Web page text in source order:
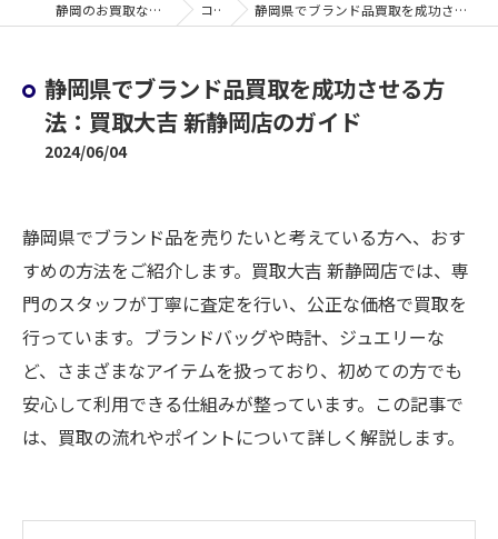
静岡のお買取なら買取大吉 新静岡店 コラム 静岡県でブランド品買取を成功させる方法：買取大吉 新静岡店のガイド
静岡県でブランド品買取を成功させる方
法：買取大吉 新静岡店のガイド
2024/06/04
静岡県でブランド品を売りたいと考えている方へ、おす
すめの方法をご紹介します。買取大吉 新静岡店では、専
門のスタッフが丁寧に査定を行い、公正な価格で買取を
行っています。ブランドバッグや時計、ジュエリーな
ど、さまざまなアイテムを扱っており、初めての方でも
安心して利用できる仕組みが整っています。この記事で
は、買取の流れやポイントについて詳しく解説します。